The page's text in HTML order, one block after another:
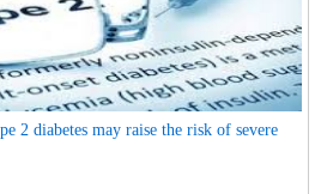
2 diabetes may raise the risk of severe